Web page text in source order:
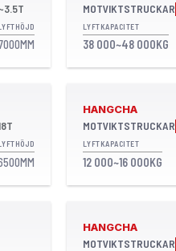
MOTVIKTSTRUCKAR
LYFTKAPACITET
38 000~48 000KG
HANGCHA
MOTVIKTSTRUCKAR
LYFTKAPACITET
12 000~16 000KG
HANGCHA
MOTVIKTSTRUCKAR